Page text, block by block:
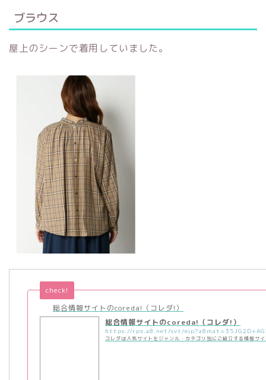
ブラウス
屋上のシーンで着用していました。
総合情報サイトのcoreda!（コレダ!）
check!
総合情報サイトのcoreda!（コレダ!）
コレダは人気サイトをジャンル・カテゴリ別にご紹介する情報サ